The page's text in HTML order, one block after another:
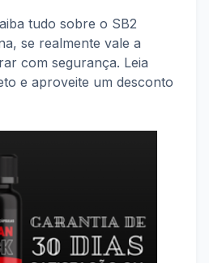
tudo sobre o SB2
se realmente vale a
com segurança. Leia
e aproveite um desconto